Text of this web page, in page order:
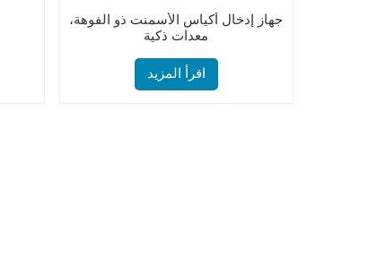
جهاز إدخال أكياس الأسمنت ذو الفوهة،
معدات ذكية
اقرأ المزيد